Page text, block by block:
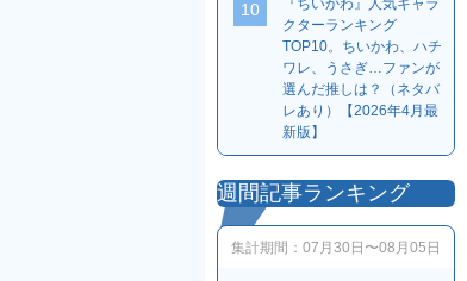
10
『ちいかわ』人気キャラ
クターランキング
TOP10。ちいかわ、ハチ
ワレ、うさぎ…ファンが
選んだ推しは？（ネタバ
レあり）【2026年4月最
新版】
週間記事ランキング
集計期間： 07月30日〜08月05日